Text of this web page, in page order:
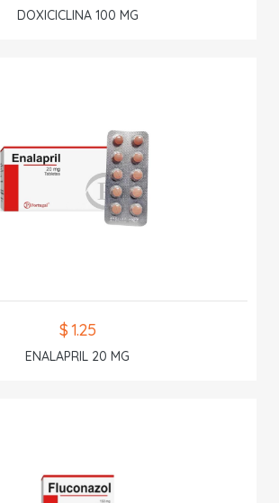
DOXICICLINA 100 MG
$ 1.25
ENALAPRIL 20 MG